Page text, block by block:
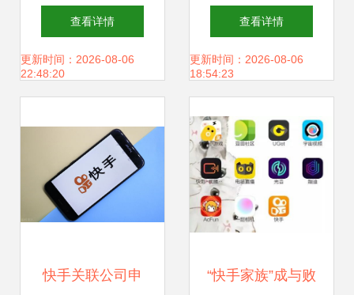
企业接力1.56亿捐
款，物资调配助力
查看详情
更新时间：2026-08-06
22:48:20
标 从昵称到品牌资
产的地域化转型
查看详情
更新时间：2026-08-06
18:54:23
快手关联公司申 “快手家族”成与败